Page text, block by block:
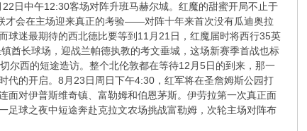
日中午12:30客场对阵升班马赫尔城。红魔的甜蜜开局不止于
才会在主场迎来真正的考验——对阵十年来首次没有瓜迪奥拉
球迷最期待的西北德比要等到11月21日，红魔届时将西行35英
酋长球场，迎战兰帕德执教的考文垂城，这场新赛季首战也标
西的短途造访。整个北伦敦都在等待12月5日的到来，那一
代的开启。8月23日周日下午4:30，红军将在圣詹姆斯公园打
面对伊普斯维奇镇、富勒姆和伯恩茅斯。伊劳拉第一次真正面
足球之夜中短途奔赴克拉文农场挑战富勒姆，次轮主场对阵布